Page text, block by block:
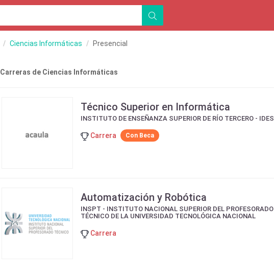
Ciencias Informáticas Presencial
Carreras de Ciencias Informáticas
Técnico Superior en Informática
INSTITUTO DE ENSEÑANZA SUPERIOR DE RÍO TERCERO - IDES
Carrera Con Beca
Automatización y Robótica
INSPT - INSTITUTO NACIONAL SUPERIOR DEL PROFESORADO
TÉCNICO DE LA UNIVERSIDAD TECNOLÓGICA NACIONAL
Carrera